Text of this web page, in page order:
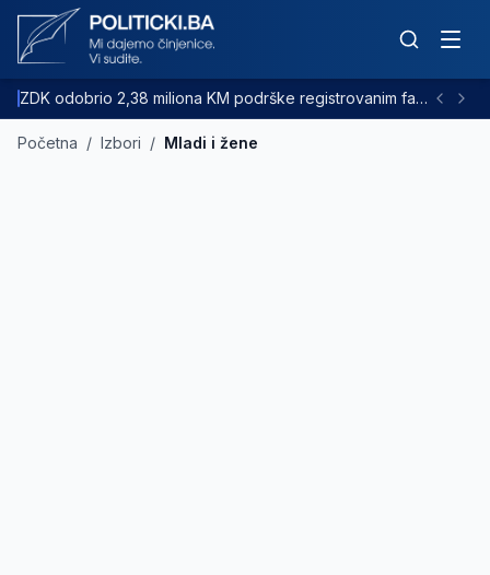
ZDK odobrio 2,38 miliona KM podrške registrovanim farmama goveda
Početna / Izbori / Mladi i žene